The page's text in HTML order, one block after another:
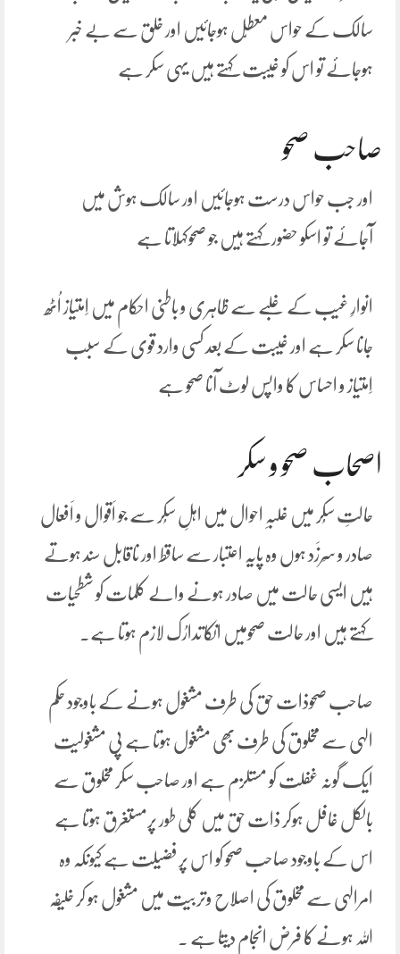
سالک کے حواس معطّل ہوجائیں اور خلق سے بے خبر
ہوجائے تو اس کو غَیبت کہتے ہیں یہی سکر ہے
صاحب صحو
اور جب حواس درست ہوجائیں اور سالک ہوش میں
آجائے تو اسکو حضور کہتے ہیں جو صحوکہلاتا ہے
انوارِ غیب کے غلبے سے ظاہری و باطنی احکام میں اِمتیاز اُٹھ
جانا سکر ہے اور غَیبت کے بعد کسی وارد قوی کے سبب
اِمتیاز و احساس کا واپس لوٹ آنا صحو ہے
اصحاب صحو و سکر
حالتِ سُکر میں غلبہِ احوال میں اہلِ سُکر سے جو اَقوال و اَفعال
صادر و سَرزَد ہوں وہ پایہ اعتبار سے ساقط اور ناقابل سند ہوتے
ہیں ایسی حالت میں صادر ہونے والے کلمات کو شطحیات
کہتے ہیں اور حالت صحومیں انکا تدارُک لازم ہوتا ہے۔
صاحب صحوذات حق کی طرف مشغول ہونے کے باوجود حکم
الہی سے مخلوق کی طرف بھی مشغول ہوتا ہے پی مشغولیت
ایک گونہ غفلت کو مستلزم ہے اور صاحب سکر مخلوق سے
بالکل غافل ہوکر ذات حق میں کلی طور پرمستغرق ہوتا ہے
اس کے باوجود صاحب صحو کو اس پر فضیلت ہے کیونکہ وہ
امرالہی سے مخلوق کی اصلاح وتربیت میں مشغول ہو کر خلیفہ
اللہ ہونے کا فرض انجام دیتا ہے ۔